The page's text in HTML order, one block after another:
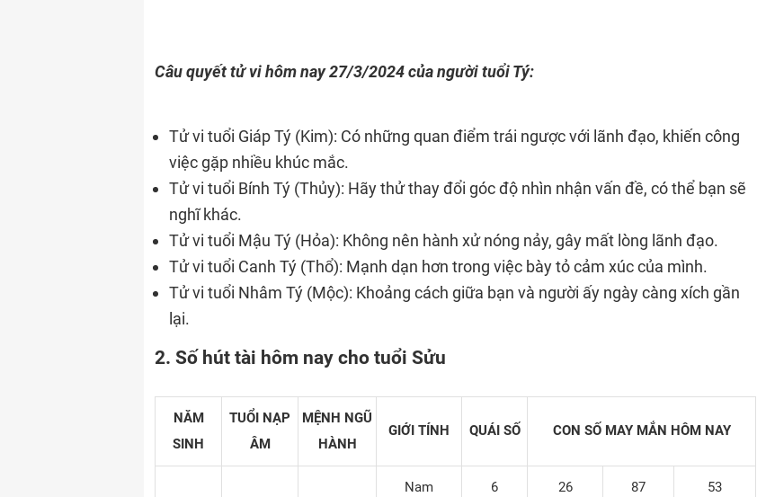
Câu quyết tử vi hôm nay 27/3/2024 của người tuổi Tý:
Tử vi tuổi Giáp Tý (Kim): Có những quan điểm trái ngược với lãnh đạo, khiến công
việc gặp nhiều khúc mắc.
Tử vi tuổi Bính Tý (Thủy): Hãy thử thay đổi góc độ nhìn nhận vấn đề, có thể bạn sẽ
nghĩ khác.
Tử vi tuổi Mậu Tý (Hỏa): Không nên hành xử nóng nảy, gây mất lòng lãnh đạo.
Tử vi tuổi Canh Tý (Thổ): Mạnh dạn hơn trong việc bày tỏ cảm xúc của mình.
Tử vi tuổi Nhâm Tý (Mộc): Khoảng cách giữa bạn và người ấy ngày càng xích gần
lại.
2. Số hút tài hôm nay cho tuổi Sửu
NĂM
SINH
TUỔI NẠP
ÂM
MỆNH NGŨ
HÀNH
GIỚI TÍNH QUÁI SỐ CON SỐ MAY MẮN HÔM NAY
Nam 6 26 87 53